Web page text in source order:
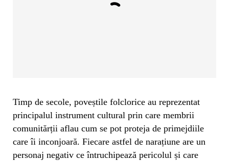
Timp de secole, poveștile folclorice au reprezentat
principalul instrument cultural prin care membrii
comunitărții aflau cum se pot proteja de primejdiile
care îi inconjoară. Fiecare astfel de narațiune are un
personaj negativ ce întruchipează pericolul și care